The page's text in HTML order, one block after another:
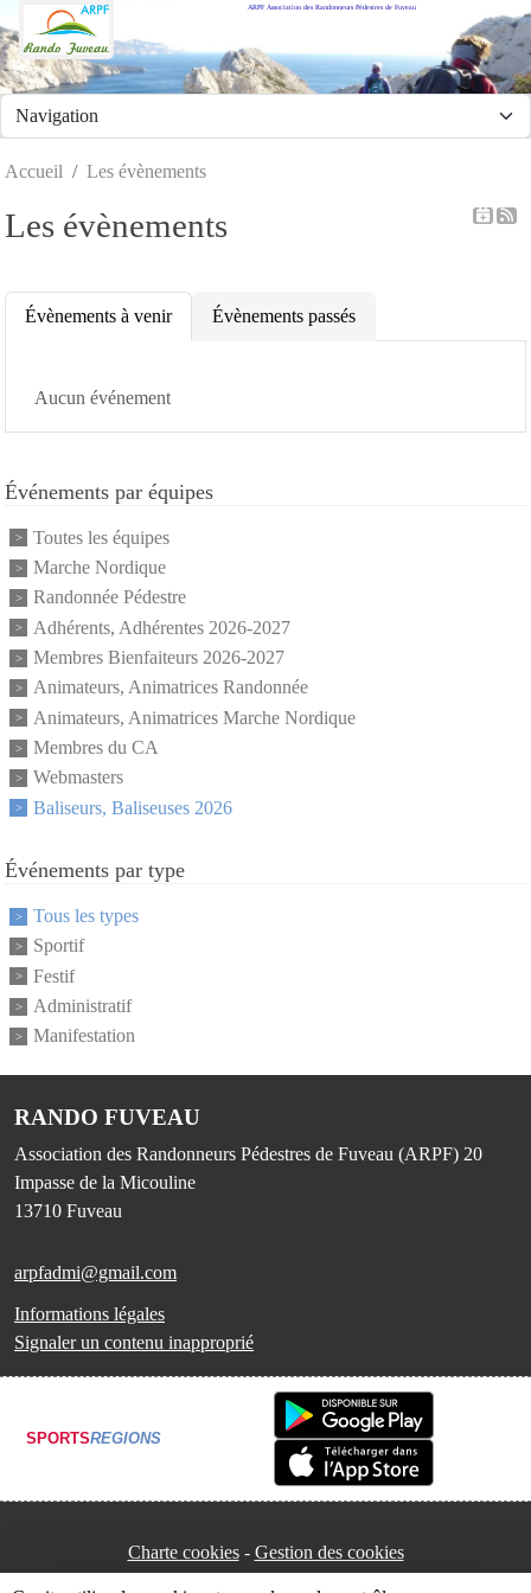
ARPF Association des Randonneurs Pédestres de Fuveau
Accueil Les évènements
Les évènements
Évènements à venir Évènements passés
Aucun événement
Événements par équipes
Toutes les équipes
Marche Nordique
Randonnée Pédestre
Adhérents, Adhérentes 2026-2027
Membres Bienfaiteurs 2026-2027
Animateurs, Animatrices Randonnée
Animateurs, Animatrices Marche Nordique
Membres du CA
Webmasters
Baliseurs, Baliseuses 2026
Événements par type
Tous les types
Sportif
Festif
Administratif
Manifestation
RANDO FUVEAU
Association des Randonneurs Pédestres de Fuveau (ARPF) 20
Impasse de la Micouline
13710 Fuveau
arpfadmi@gmail.com
Informations légales
Signaler un contenu inapproprié
SPORTSREGIONS
Charte cookies Gestion des cookies
Panneau de gestion des cookies